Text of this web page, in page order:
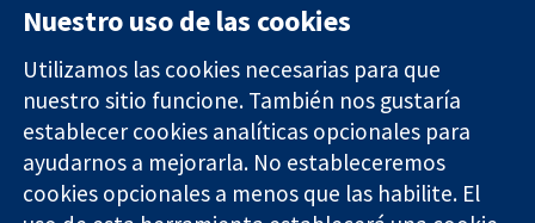
Evidencia fiable.
Decisiones
informadas.
11-13 Cavendish
Square
Londres
W1G 0AN
Reino Unido
Contacto
Noticias
Prensa
Sobre
nosotros
Nuestro uso de las cookies
Utilizamos las cookies necesarias para que
nuestro sitio funcione. También nos gustaría
establecer cookies analíticas opcionales para
ayudarnos a mejorarla. No estableceremos
cookies opcionales a menos que las habilite. El